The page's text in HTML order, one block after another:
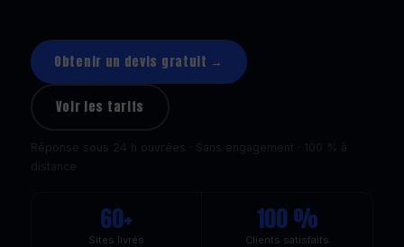
Obtenir un devis gratuit →
Voir les tarifs
Réponse sous 24 h ouvrées · Sans engagement · 100 % à
distance
60+
Sites livrés
100 %
Clients satisfaits